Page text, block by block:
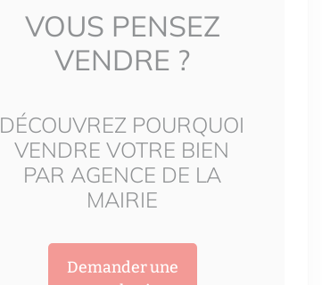
VOUS PENSEZ
VENDRE ?
DÉCOUVREZ POURQUOI
VENDRE VOTRE BIEN
PAR AGENCE DE LA
MAIRIE
Demander une